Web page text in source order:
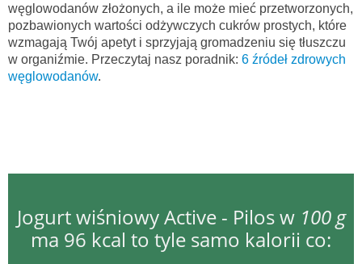
węglowodanów złożonych, a ile może mieć przetworzonych,
pozbawionych wartości odżywczych cukrów prostych, które
wzmagają Twój apetyt i sprzyjają gromadzeniu się tłuszczu
w organiźmie. Przeczytaj nasz poradnik: 6 źródeł zdrowych
węglowodanów.
Jogurt wiśniowy Active - Pilos w 100 g
ma 96 kcal to tyle samo kalorii co: